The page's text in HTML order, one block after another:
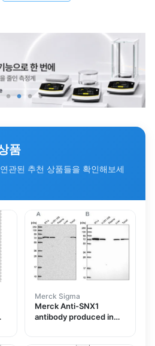
품
관된 추천 상품들을 확인해보세
Merck Sigma
Merck Anti-SNX1
antibody produced in